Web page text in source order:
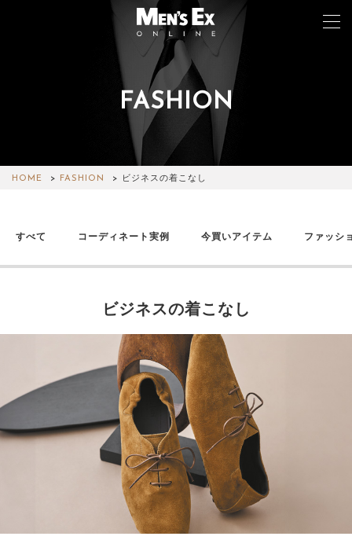
FASHION
HOME FASHION ビジネスの着こなし
すべて コーディネート実例 今買いアイテム ファッシ
ビジネスの着こなし
WATCH
LIFESTYLE
サイトマップ